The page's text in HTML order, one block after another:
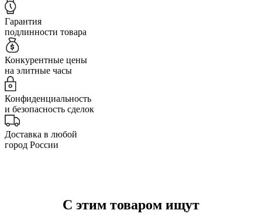
Гарантия
подлинности товара
Конкурентные цены
на элитные часы
Конфиденциальность
и безопасность сделок
Доставка в любой
город России
С этим товаром ищут